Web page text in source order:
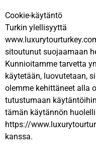
Cookie-käytäntö
Turkin ylellisyyttä
sitoutunut suojaamaan
Kunnioitamme tarvetta
käytetään, luovutetaan,
olemme kehittäneet alla
tutustumaan
tämän käytännön
https://
kanssa.